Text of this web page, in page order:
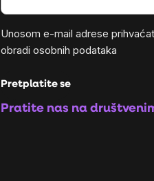
Unosom e-mail adrese
obradi osobnih podataka
Pretplatite se
Pratite nas na